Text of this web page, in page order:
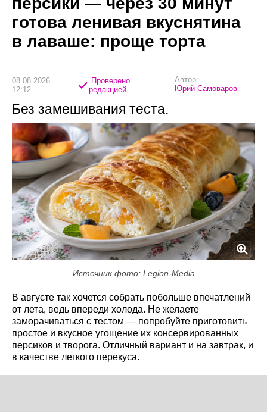
готова ленивая вкуснятина
в лаваше: проще торта
08.08.2026
12:12
Проверено
редакцией
Автор:
Юрий Самоваров
Без замешивания теста.
Источник фото: Legion-Media
В августе так хочется собрать побольше впечатлений
от лета, ведь впереди холода. Не желаете
заморачиваться с тестом — попробуйте приготовить
простое и вкусное угощение их консервированных
персиков и творога. Отличный вариант и на завтрак, и
в качестве легкого перекуса.